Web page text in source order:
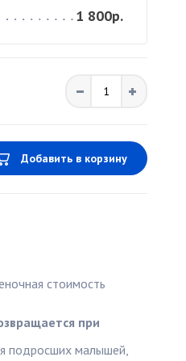
1 800р.
Добавить в корзину
стоимость
при
подросших малышей,